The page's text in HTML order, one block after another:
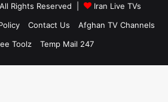
Rights Reserved |
Iran Live TVs
Contact Us
Afghan TV Channels
Toolz
Temp Mail 247